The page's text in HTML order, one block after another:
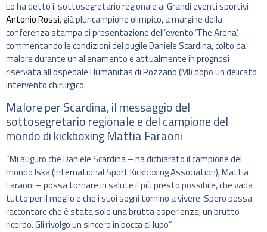
Lo ha detto il sottosegretario regionale ai Grandi eventi sportivi
Antonio Rossi, già pluricampione olimpico, a margine della
conferenza stampa di presentazione dell’evento ‘The Arena’,
commentando le condizioni del pugile Daniele Scardina, colto da
malore durante un allenamento e attualmente in prognosi
riservata all’ospedale Humanitas di Rozzano (MI) dopo un delicato
intervento chirurgico.
Malore per Scardina, il messaggio del
sottosegretario regionale e del campione del
mondo di kickboxing Mattia Faraoni
“Mi auguro che Daniele Scardina – ha dichiarato il campione del
mondo Iska (International Sport Kickboxing Association), Mattia
Faraoni – possa tornare in salute il più presto possibile, che vada
tutto per il meglio e che i suoi sogni tornino a vivere. Spero possa
raccontare che è stata solo una brutta esperienza, un brutto
ricordo. Gli rivolgo un sincero in bocca al lupo”.